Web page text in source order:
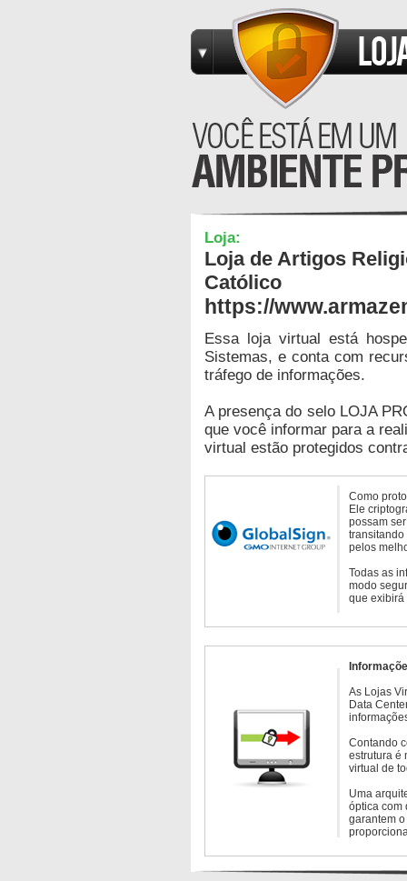
Loja:
Loja de Artigos
Católico
https://
Essa loja virtual está
Sistemas, e conta com
tráfego de informações.
A presença do selo LOJA
que você informar para a
virtual estão protegidos
Como
Ele
possam
transitando
pelos
Todas as
modo
que exibirá
As Lojas
Data
Contando
estrutura é
virtual de
Uma
óptica com
garantem